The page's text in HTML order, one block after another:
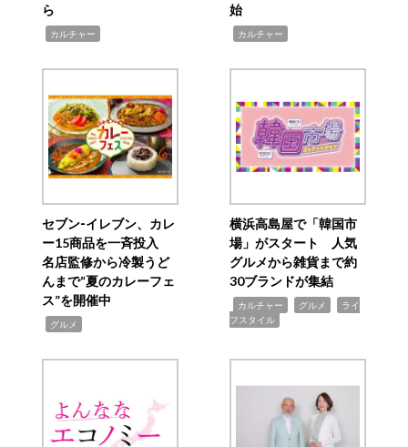
ら
カルチャー
始
カルチャー
セブン‐イレブン、カレ
ー15商品を一斉投入
名店監修から冷製うど
んまで“夏のカレーフェ
ス”を開催中
グルメ
横浜高島屋で「韓国市
場」がスタート 人気
グルメから雑貨まで約
30ブランドが集結
カルチャー グルメ
ライ
フスタイル